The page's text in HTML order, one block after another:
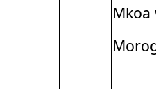
Mkoa